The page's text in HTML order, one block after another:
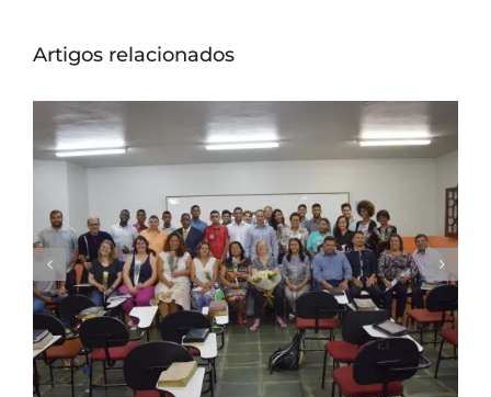
Artigos relacionados
Seminário Nacional ITEJ inicia sua 43ª
Turma